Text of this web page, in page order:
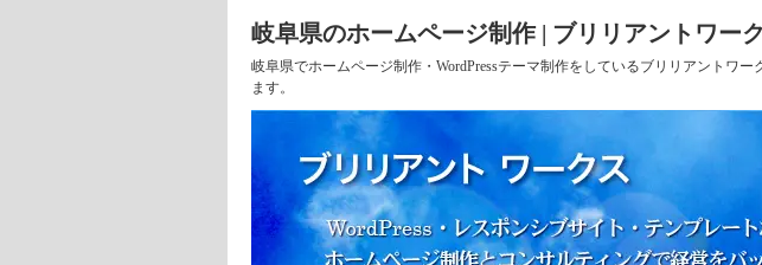
岐阜県のホームページ制作 | ブリリアントワー
岐阜県でホームページ制作・WordPressテーマ制作をしているブリリアントワ
ます。